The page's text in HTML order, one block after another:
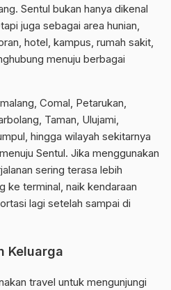
Sentul bukan hanya dikenal
juga sebagai area hunian,
hotel, kampus, rumah sakit,
menuju berbagai
Comal, Petarukan,
Taman, Ulujami,
hingga wilayah sekitarnya
Sentul. Jika menggunakan
sering terasa lebih
ke terminal, naik kendaraan
lagi setelah sampai di
Keluarga
travel untuk mengunjungi